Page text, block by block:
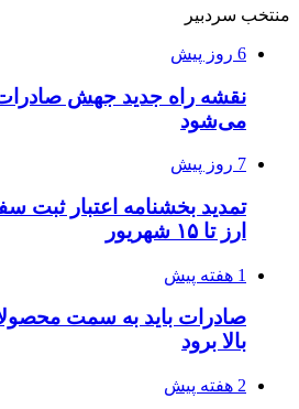
منتخب سردبیر
6 روز پیش
نقشه راه جدید جهش صادرات
می‌شود
7 روز پیش
تمدید بخشنامه اعتبار ثبت
ارز تا ۱۵ شهریور
1 هفته پیش
صادرات باید به سمت
بالا برود
2 هفته پیش